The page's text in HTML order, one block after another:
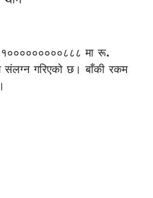
१०००००००००८८८ मा रू.
संलग्न गरिएको छ। बाँकी रकम